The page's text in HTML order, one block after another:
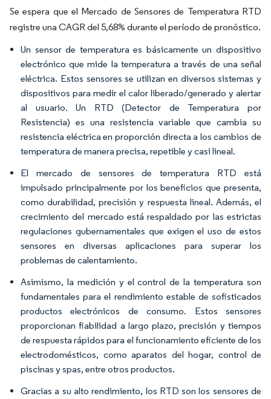
Se espera que el Mercado de Sensores de Temperatura RTD
registre una CAGR del 5,68% durante el período de pronóstico.
Un sensor de temperatura es básicamente un dispositivo
electrónico que mide la temperatura a través de una señal
eléctrica. Estos sensores se utilizan en diversos sistemas y
dispositivos para medir el calor liberado/generado y alertar
al usuario. Un RTD (Detector de Temperatura por
Resistencia) es una resistencia variable que cambia su
resistencia eléctrica en proporción directa a los cambios de
temperatura de manera precisa, repetible y casi lineal.
El mercado de sensores de temperatura RTD está
impulsado principalmente por los beneficios que presenta,
como durabilidad, precisión y respuesta lineal. Además, el
crecimiento del mercado está respaldado por las estrictas
regulaciones gubernamentales que exigen el uso de estos
sensores en diversas aplicaciones para superar los
problemas de calentamiento.
Asimismo, la medición y el control de la temperatura son
fundamentales para el rendimiento estable de sofisticados
productos electrónicos de consumo. Estos sensores
proporcionan fiabilidad a largo plazo, precisión y tiempos
de respuesta rápidos para el funcionamiento eficiente de los
electrodomésticos, como aparatos del hogar, control de
piscinas y spas, entre otros productos.
Gracias a su alto rendimiento, los RTD son los sensores de